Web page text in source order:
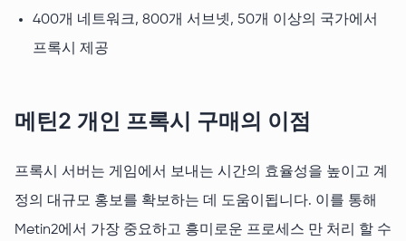
400개 네트워크, 800개 서브넷, 50개 이상의 국가에서
프록시 제공
메틴2 개인 프록시 구매의 이점
프록시 서버는 게임에서 보내는 시간의 효율성을 높이고 계
정의 대규모 홍보를 확보하는 데 도움이됩니다. 이를 통해
Metin2에서 가장 중요하고 흥미로운 프로세스 만 처리 할 수